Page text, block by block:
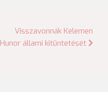
Visszavonnák Kelemen
Hunor állami kitüntetését